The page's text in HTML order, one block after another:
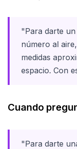
"Para darte
número al
medidas
espacio. Con
Cuando
"Para darte